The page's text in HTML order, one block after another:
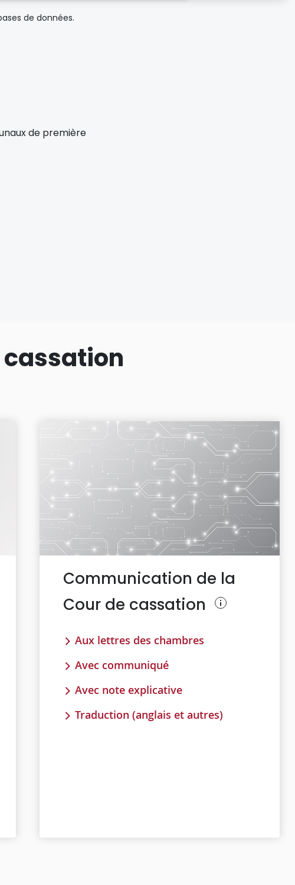
de données.
de première
cassation
Communication de la
Cour de cassation
Aux lettres des chambres
Avec communiqué
Avec note explicative
Traduction (anglais et autres)